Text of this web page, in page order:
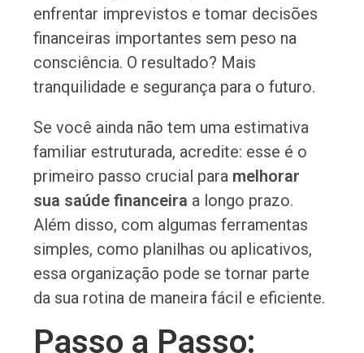
enfrentar imprevistos e tomar decisões
financeiras importantes sem peso na
consciência. O resultado? Mais
tranquilidade e segurança para o futuro.
Se você ainda não tem uma estimativa
familiar estruturada, acredite: esse é o
primeiro passo crucial para melhorar
sua saúde financeira a longo prazo.
Além disso, com algumas ferramentas
simples, como planilhas ou aplicativos,
essa organização pode se tornar parte
da sua rotina de maneira fácil e eficiente.
Passo a Passo: